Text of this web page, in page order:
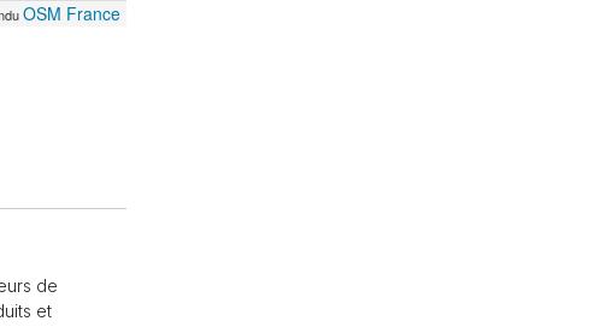
OSM France
de
et